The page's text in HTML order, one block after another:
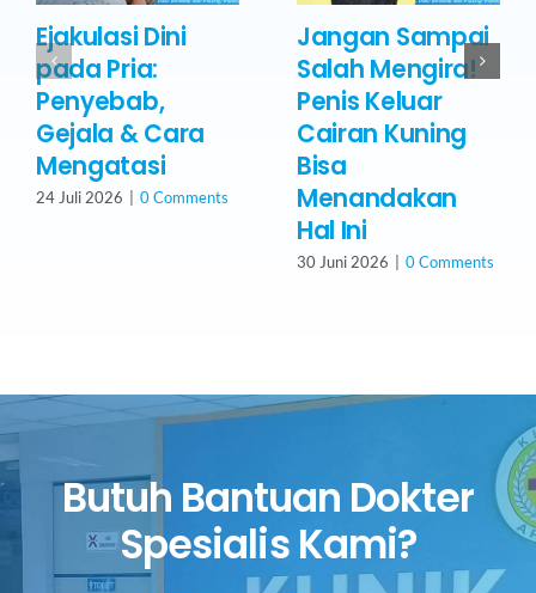
Ejakulasi Dini
pada Pria:
Penyebab,
Gejala & Cara
Mengatasi
24 Juli 2026 0 Comments
Jangan Sampai
Salah Mengira!
Penis Keluar
Cairan Kuning
Bisa
Menandakan
Hal Ini
30 Juni 2026 0 Comments
Butuh Bantuan Dokter
Spesialis Kami?